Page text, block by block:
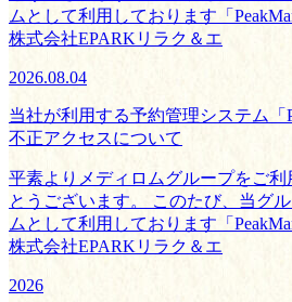
ムとして利用しております「
株式会社EPARKリラク＆エ
2026.08.04
当社が利用する予約管理システム「
不正アクセスについて
平素よりメディロムグループをご
とうございます。 このたび、当グ
ムとして利用しております「
株式会社EPARKリラク＆エ
2026